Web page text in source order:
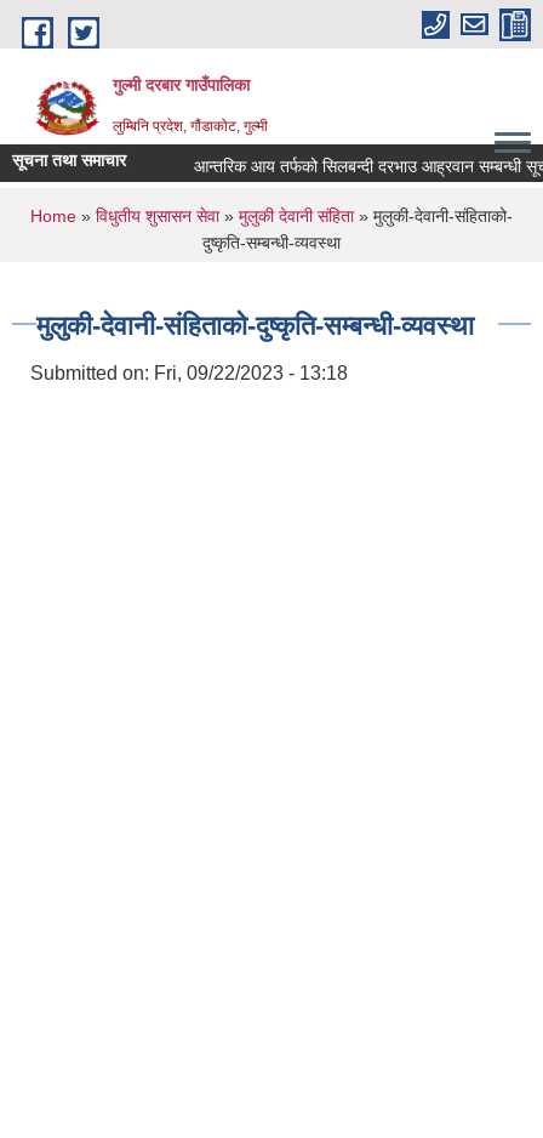
Skip to main content
गुल्मी दरबार गाउँपालिका
लुम्बिनि प्रदेश, गौंडाकोट, गुल्मी
सूचना तथा समाचार आन्तरिक आय तर्फको सिलबन्दी दरभाउ आह्रवान सम्बन्धी
You are here
Home » विधुतीय शुसासन सेवा» मुलुकी देवानी संहिता» मुलुकी-देवानी-संहिताको-
दुष्कृति-सम्बन्धी-व्यवस्था
मुलुकी-देवानी-संहिताको-दुष्कृति-सम्बन्धी-व्यवस्था
Submitted on: Fri, 09/22/2023 - 13:18